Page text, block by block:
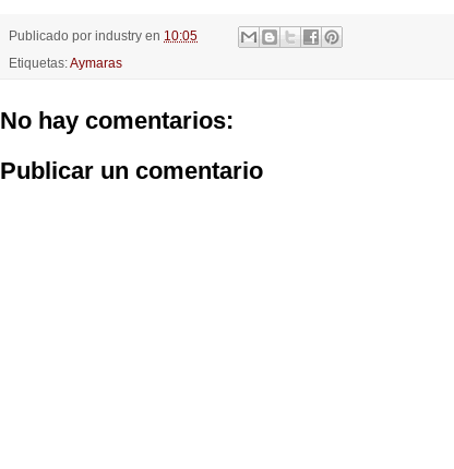
Publicado por industry en 10:05
Etiquetas:Aymaras
No hay comentarios:
Publicar un comentario